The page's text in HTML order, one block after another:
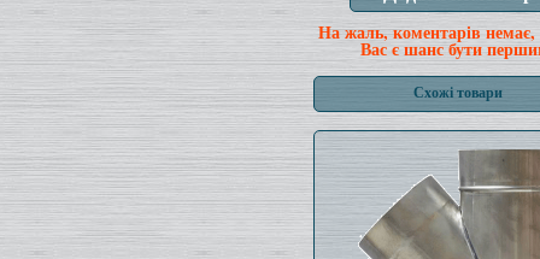
На жаль, коментарів немає,
Вас є шанс бути
Схожі товари